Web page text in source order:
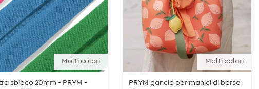
Molti colori
sbieco 20mm - PRYM -
Molti colori
PRYM gancio per manici di borse